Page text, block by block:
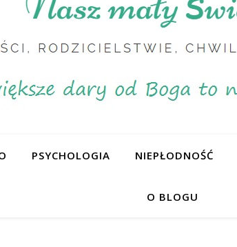
PSYCHOLOGIA NIEPŁODNOŚĆ
O BLOGU